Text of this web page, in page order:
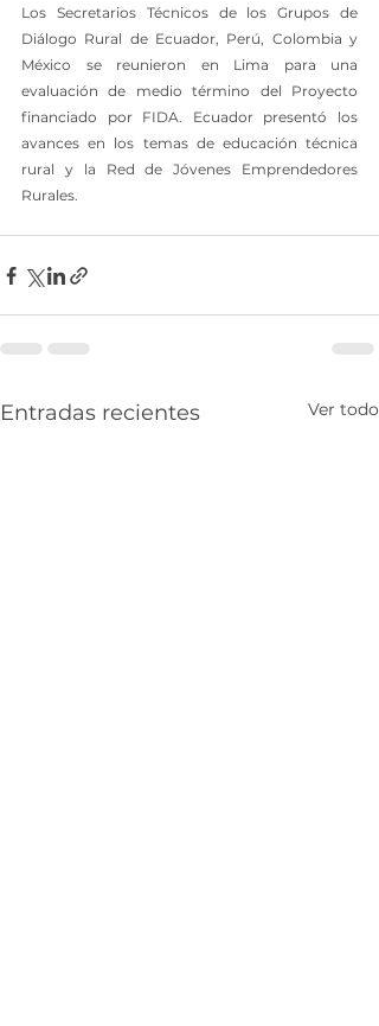
Los Secretarios Técnicos de los Grupos de
Diálogo Rural de Ecuador, Perú, Colombia y
México se reunieron en Lima para una
evaluación de medio término del Proyecto
financiado por FIDA. Ecuador presentó los
avances en los temas de educación técnica
rural y la Red de Jóvenes Emprendedores
Rurales.
Entradas recientes Ver todo